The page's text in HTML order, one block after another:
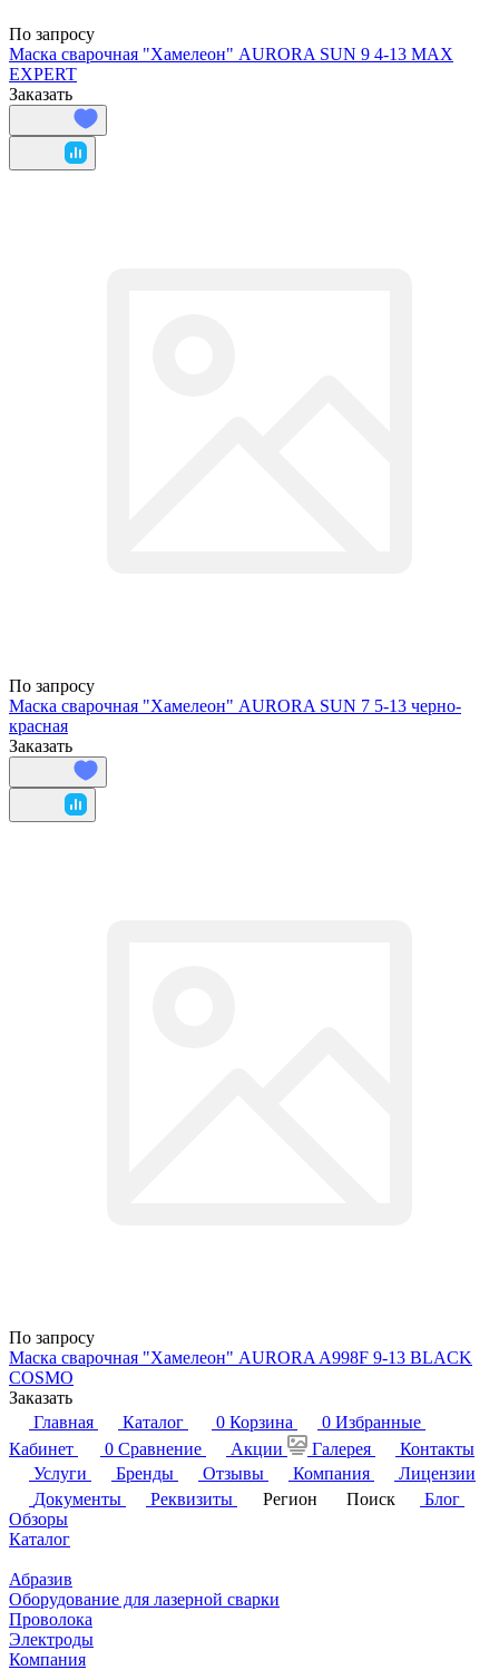
По запросу
Маска сварочная "Хамелеон" AURORA SUN 9 4-13 MAX
EXPERT
Заказать
По запросу
Маска сварочная "Хамелеон" AURORA SUN 7 5-13 черно-
красная
Заказать
По запросу
Маска сварочная "Хамелеон" AURORA A998F 9-13 BLACK
COSMO
Заказать
Главная
Каталог 0 Корзина 0 Избранные
Кабинет
0 Сравнение Акции Галерея
Контакты
Услуги
Бренды Отзывы Компания
Лицензии
Документы
Реквизиты Регион Поиск
Блог
Обзоры
Каталог
Абразив
Оборудование для лазерной сварки
Проволока
Электроды
Компания